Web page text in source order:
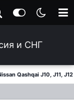
Qashqai J10, J11, J12